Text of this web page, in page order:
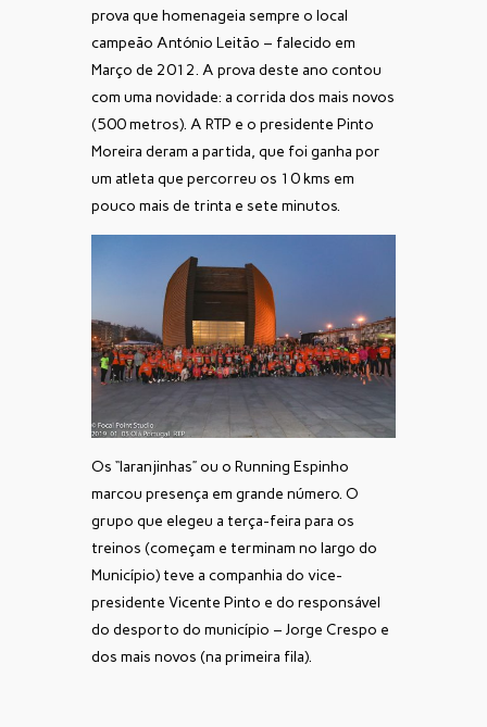
prova que homenageia sempre o local
campeão António Leitão – falecido em
Março de 2012. A prova deste ano contou
com uma novidade: a corrida dos mais novos
(500 metros). A RTP e o presidente Pinto
Moreira deram a partida, que foi ganha por
um atleta que percorreu os 10 kms em
pouco mais de trinta e sete minutos.
Os “laranjinhas” ou o Running Espinho
marcou presença em grande número. O
grupo que elegeu a terça-feira para os
treinos (começam e terminam no largo do
Município) teve a companhia do vice-
presidente Vicente Pinto e do responsável
do desporto do município – Jorge Crespo e
dos mais novos (na primeira fila).